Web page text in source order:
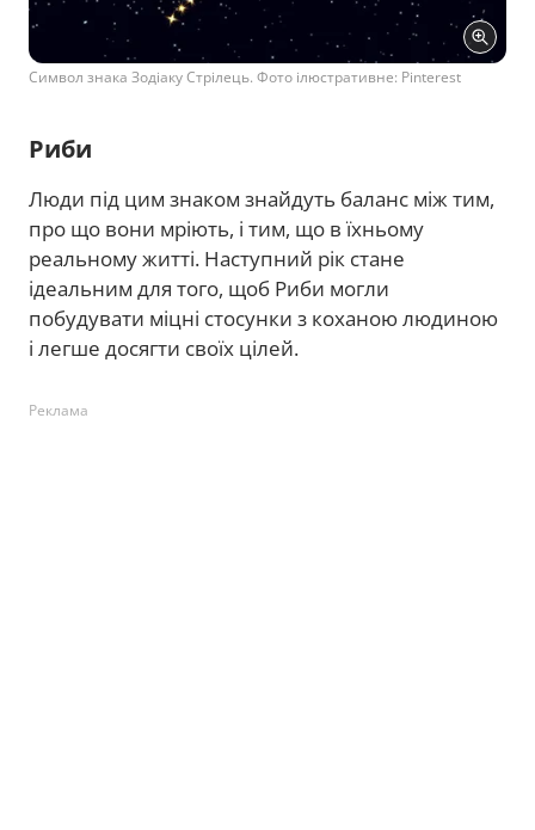
Символ знака Зодіаку Стрілець. Фото ілюстративне: Pinterest
Риби
Люди під цим знаком знайдуть баланс між тим,
про що вони мріють, і тим, що в їхньому
реальному житті. Наступний рік стане
ідеальним для того, щоб Риби могли
побудувати міцні стосунки з коханою людиною
і легше досягти своїх цілей.
Реклама